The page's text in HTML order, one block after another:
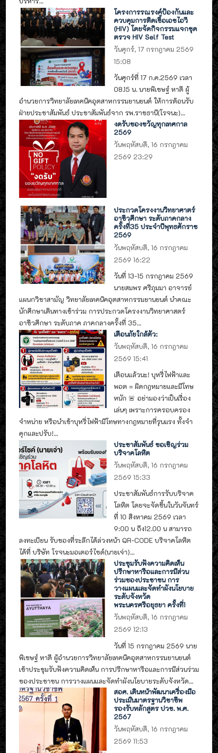
โครงการรณรงค์ป้องกันและ
ควบคุมการติดเชื้อเอชไอวี
(HIV) โดยจัดกิจกรรมแจกชุด
ตรวจ HIV Self Test
วันศุกร์, 17 กรกฎาคม 2569
15:08
วันศุกร์ที่ 17 ก.ค.2569 เวลา
08.15 น. นายพิเชษฐ์ หาดี ผู้
อำนวยการวิทยาลัยเทคนิคอุตสาหกรรมยานยนต์ ให้การต้อนรับ
ฝ่ายประชาสัมพันธ์ ประชาสัมพันธ์จาก รพ.ราชธานี(โรจนะ)...
งดรับของขวัญทุกเทศกาล
2569
วันพฤหัสบดี, 16 กรกฎาคม
2569 23:29
ประกวดโครงงานวิทยาศาตร์
อาชีวศึกษา ระดับภาคกลาง
ครั้งที่35 ประจำปีพุทธศักราช
2569
วันพฤหัสบดี, 16 กรกฎาคม
2569 16:22
วันที่ 13-15 กรกฎาคม 2569
นายสมพร ศรีภุมมา อาจารย์
แผนกวิชาสามัญ วิทยาลัยเทคนิคอุตสาหกรรมยานยนต์ นำคณะ
นักศึกษาเดินทางเข้าร่วม การประกวดโครงงานวิทยาศาสตร์
อาชีวศึกษา ระดับภาค ภาคกลางครั้งที่ 35...
เตือนภัยใกล้ตัว:
วันพฤหัสบดี, 16 กรกฎาคม
2569 15:41
เตือนแล้วนะ! บุหรี่ไฟฟ้าและ
พอต = ผิดกฎหมายและมีโทษ
หนัก 🚨 อย่ามองว่าเป็นเรื่อง
เล่นๆ เพราะการครอบครอง
จำหน่าย หรือนำเข้าบุหรี่ไฟฟ้ามีโทษทางกฎหมายที่รุนแรง ทั้งจำ
คุกและปรับ!...
ประชาสัมพันธ์ ขอเชิญร่วม
บริจาคโลหิต
วันพฤหัสบดี, 16 กรกฎาคม
2569 15:33
ประชาสัมพันธ์การรับบริจาค
โลหิต โดยจะจัดขึ้นในวันจันทร์
ที่ 10 สิงหาคม 2569 เวลา
9:00 น ถึง12.00 น สามารถ
ลงทะเบียน รับของที่ระลึกได้ล่วงหน้า QR-CODE บริจาคโลหิต
ได้ที่ บริษัท โรจนะมอเตอร์ไซด์(นายเจ่า)...
ประชุมรับฟังความคิดเห็น
ปรึกษาหารือและการมีส่วน
ร่วมของประชาชน การ
วางแผนและจัดทำผังนโยบาย
ระดับจังหวัด
พระนครศรีอยุธยา ครั้งที่1
วันพฤหัสบดี, 16 กรกฎาคม
2569 12:13
วันที่ 15 กรกฎาคม 2569 นาย
พิเชษฐ์ หาดี ผู้อำนวยการวิทยาลัยเทคนิคอุตสาหกรรมยานยนต์
เข้าประชุมรับฟังความคิดเห็น การปรึกษาหารือและการมีส่วนร่วม
ของประชาชน การวางแผนและจัดทำผังนโยบายระดับจังหวัด...
สอศ. เดินหน้าพัฒนาเครื่องมือ
ประเมินมาตรฐานวิชาชีพ
รองรับหลักสูตร ปวช. พ.ศ.
2567
วันพฤหัสบดี, 16 กรกฎาคม
2569 11:53